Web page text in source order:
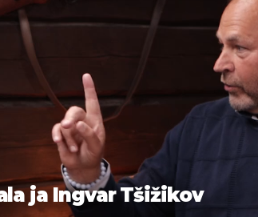
ja Ingvar Tšižikov